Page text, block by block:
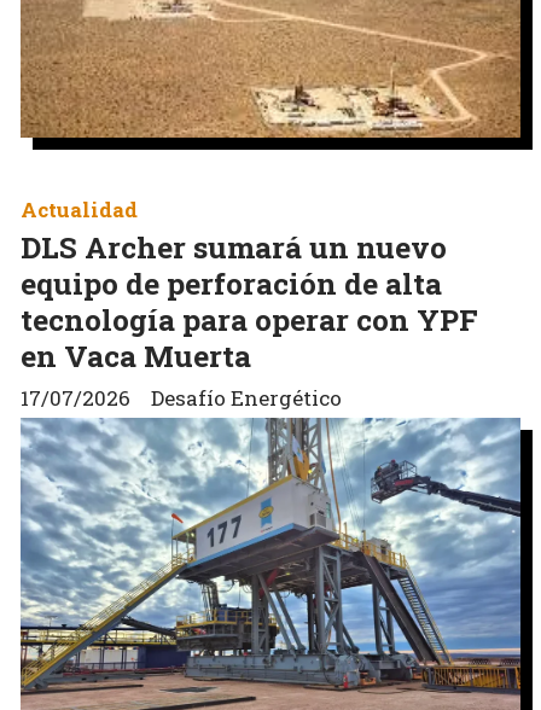
DLS Archer sumará un nuevo
equipo de perforación de alta
tecnología para operar con YPF
en Vaca Muerta
Desafío Energético
Actualidad
17/07/2026